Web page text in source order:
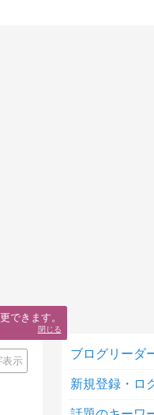
表示 ブログリーダ
新規登録・ロ
できます。
閉じる